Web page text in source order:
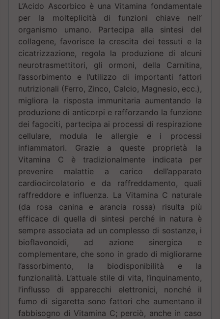
L’Acido Ascorbico è una Vitamina fondamentale
per la molteplicità di funzioni chiave nell’
organismo umano. Partecipa alla sintesi del
collagene, favorisce la crescita dei tessuti e la
cicatrizzazione, regola la produzione di alcuni
neurotrasmettitori, gli ormoni, della Carnitina,
l’assorbimento e l’utilizzo di importanti fattori
nutrizionali (Ferro, Zinco, Calcio, Magnesio, ecc.),
migliora la risposta immunitaria aumentando la
produzione di anticorpi e rafforzando la funzione
dei fagociti, partecipa ai processi di respirazione
cellulare, modula le allergie e i processi
infiammatori. Grazie a queste proprietà la
Vitamina C è tradizionalmente indicata per
prevenire malattie a carico dell’apparato
cardiocircolatorio e da raffreddamento, quali
raffreddore e influenza. La Vitamina C naturale
(da rosa canina e arancia rossa) risulta più
efficace di quella di sintesi perché in natura è
sempre associata ad un complesso di sostanze, i
bioflavonoidi, ad azione sinergica e
complementare, che sono in grado di migliorarne
l’assorbimento, la biodisponibilità e la
funzionalità. L’attuale stile di vita, l’inquinamento,
l’influsso di apparecchi elettronici, nonché il
fumo di sigaretta sono fattori che aumentano il
fabbisogno di Vitamina C; perciò, anche in caso